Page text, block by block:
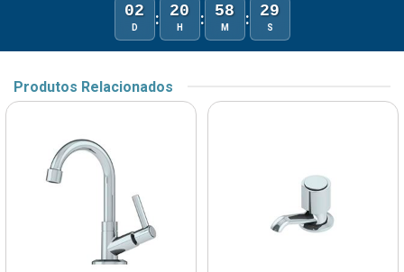
02
D : 20
H : 58
M : 29
S
Produtos Relacionados